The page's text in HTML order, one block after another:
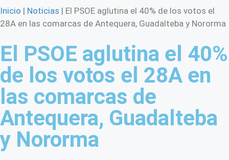
Inicio | Noticias | El PSOE aglutina el 40% de los votos el
28A en las comarcas de Antequera, Guadalteba y Nororma
El PSOE aglutina el 40%
de los votos el 28A en
las comarcas de
Antequera, Guadalteba
y Nororma